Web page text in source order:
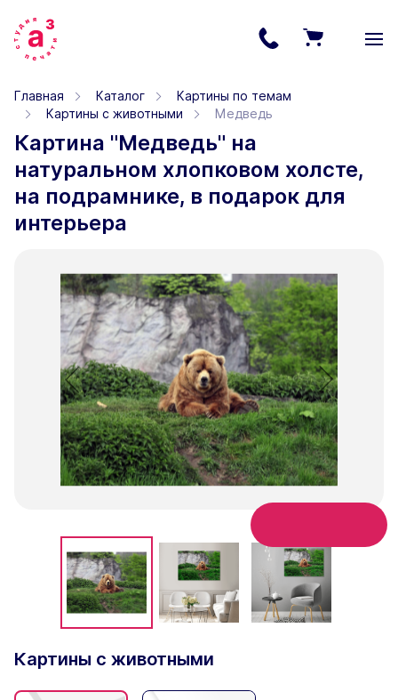
Главная Каталог
Картины по темам
Картины с животными
Медведь
Картина "Медведь" на
натуральном хлопковом холсте,
на подрамнике, в подарок для
интерьера
Картины с животными